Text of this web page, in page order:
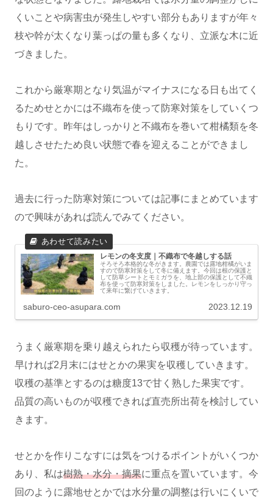
くいことや病害虫が発生しやすい部分もありますが年々
枝や幹が太くなり葉っぱの量も多くなり、立派な木に近
づきました。
これから厳寒期となり気温がマイナスになる日も出てく
るためせとかには不織布を使って防寒対策をしていくつ
もりです。昨年はしっかりと不織布を巻いて柑橘類を冬
越しさせたため良い状態で春を迎えることができまし
た。
過去に行った防寒対策については記事にまとめています
ので興味があれば読んでみてください。
レモンの冬支度｜不織布で冬越しする話
そろそろ本格的な冬がきます。農園では露地柑橘がいま
すので防寒対策をして冬に備えます。今回は根の保護と
して防草シートとモミガラを、地上部の保護として不織
布を使って防寒対策をしました。レモンをしっかり守っ
て来年に繋げていきます。
saburo-ceo-asupara.com 2023.12.19
うまく厳寒期を乗り越えられたら収穫が待っています。
早ければ2月末にはせとかの果実を収穫していきます。
収穫の基準とするのは糖度13で甘く熟した果実です。
品質の高いものが収穫できれば直売所出荷を検討してい
きます。
せとかを作りこなすには気をつけるポイントがいくつか
あり、私は樹熟・水分・摘果に重点を置いています。今
回のように露地せとかでは水分量の調整は行いにくいで